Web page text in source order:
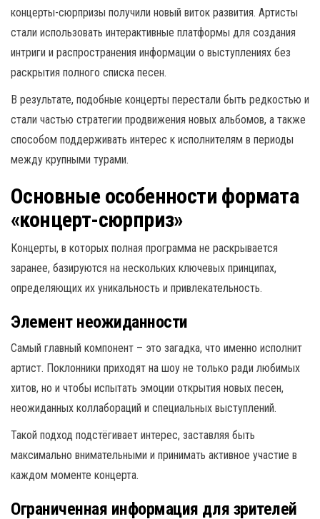
концерты-сюрпризы получили новый виток развития. Артисты
стали использовать интерактивные платформы для создания
интриги и распространения информации о выступлениях без
раскрытия полного списка песен.
В результате, подобные концерты перестали быть редкостью и
стали частью стратегии продвижения новых альбомов, а также
способом поддерживать интерес к исполнителям в периоды
между крупными турами.
Основные особенности формата
«концерт-сюрприз»
Концерты, в которых полная программа не раскрывается
заранее, базируются на нескольких ключевых принципах,
определяющих их уникальность и привлекательность.
Элемент неожиданности
Самый главный компонент – это загадка, что именно исполнит
артист. Поклонники приходят на шоу не только ради любимых
хитов, но и чтобы испытать эмоции открытия новых песен,
неожиданных коллабораций и специальных выступлений.
Такой подход подстёгивает интерес, заставляя быть
максимально внимательными и принимать активное участие в
каждом моменте концерта.
Ограниченная информация для зрителей